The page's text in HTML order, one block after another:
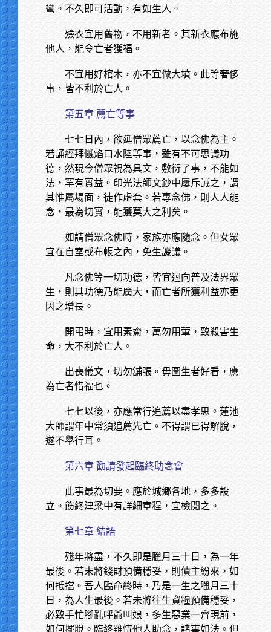
彎。不久即可活動，有如生人。
殮衣宜用舊物，不用新者。其新衣應布施
他人，能令亡者獲福。
不宜用好棺木，亦不宜做大墳。此等奢侈
事，皆不利於亡人。
第五章 薦亡等事
七七日內，欲延僧眾薦亡，以念佛為主。
若誦經拜懺焰口水陸等事，雖有不可思議功
德，然現今僧眾視為具文，敷衍了事，不能如
法，罕有實益。印光法師文鈔中屢斥誡之，謂
其惟屬場面，徒作虛套。若專念佛，則人人能
念，最為切實，能獲莫大之利矣。
如請僧眾念佛時，家族亦應隨念。但女眾
宜在自室或布帳之內，免生譏議。
凡念佛等一切功德，皆宜迴向普及法界眾
生，則其功德乃能廣大，而亡者所獲利益亦更
因之增長。
開弔時，宜用素齋，萬勿用葷，致殺害生
命，大不利於亡人。
出喪儀文，切勿舖張。毋圖生者好看，應
為亡者惜福也。
七七以後，亦應常行追薦以盡孝思。蓮池
大師謂年中常須追薦先亡。不得謂已得解脫，
遂不舉行耳。
第六章 勸請發起臨終助念會
此事最為切要。應於城鄉各地，多多設
立。飭終津梁中有詳細章程，宜檢閱之。
第七章 結語
殘年將盡，不久即是臘月三十日，為一年
最後。若未將錢財預備穩妥，則債主紛來，如
何抵擋。吾人臨命終時，乃是一生之臘月三十
日，為人生最後。若未將往生資糧預備穩妥，
必致手忙腳亂呼爺叫娘，多生惡業一齊現前，
如何擺脫。臨終雖恃他人助念，諸事如法。但